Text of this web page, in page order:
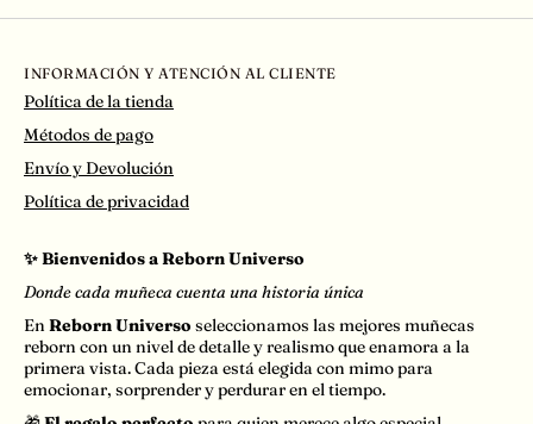
INFORMACIÓN Y ATENCIÓN AL CLIENTE
Política de la tienda
Métodos de pago
Envío y Devolución
Política de privacidad
✨ Bienvenidos a Reborn Universo
Donde cada muñeca cuenta una historia única
En Reborn Universo seleccionamos las mejores muñecas
reborn con un nivel de detalle y realismo que enamora a la
primera vista. Cada pieza está elegida con mimo para
emocionar, sorprender y perdurar en el tiempo.